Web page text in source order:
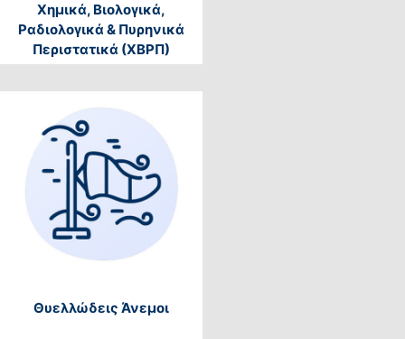
Χημικά, Βιολογικά,
Ραδιολογικά & Πυρηνικά
Περιστατικά (ΧΒΡΠ)
Θυελλώδεις Άνεμοι